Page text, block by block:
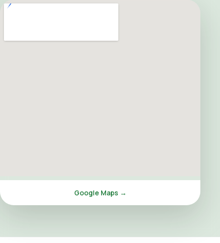
Google Maps →